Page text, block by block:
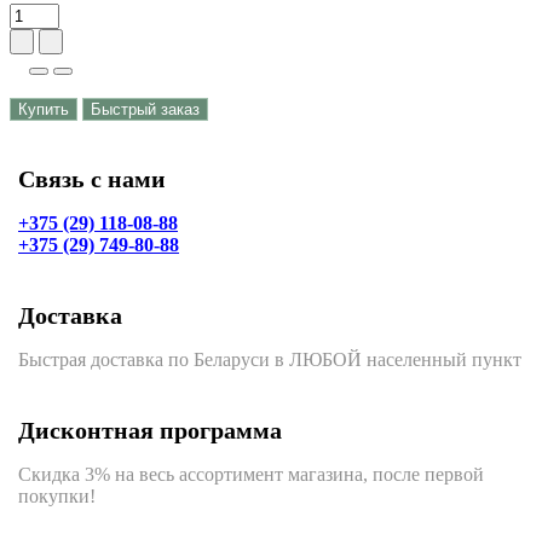
Купить Быстрый заказ
Связь с нами
+375 (29) 118-08-88
+375 (29) 749-80-88
Доставка
Быстрая доставка по Беларуси в ЛЮБОЙ населенный пункт
Дисконтная программа
Скидка 3% на весь ассортимент магазина, после первой
покупки!